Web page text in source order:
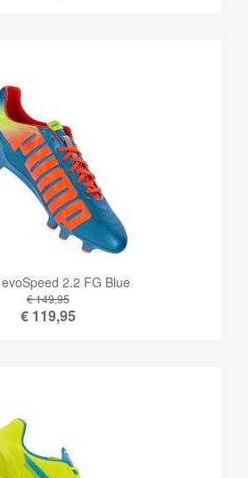
​​2.2 FG Blue
€ 149,95
€ 119,95